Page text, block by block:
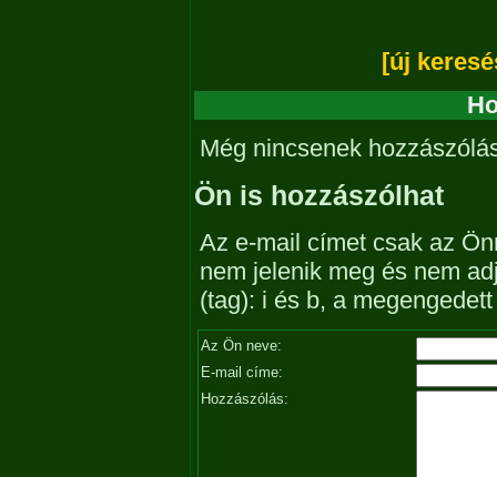
[új
Még nincsenek
Ön is hozzászólhat
Az e-mail címet csak az
nem jelenik meg és nem
(tag): i és b, a
Az Ön neve:
E-mail címe:
Hozzászólás: